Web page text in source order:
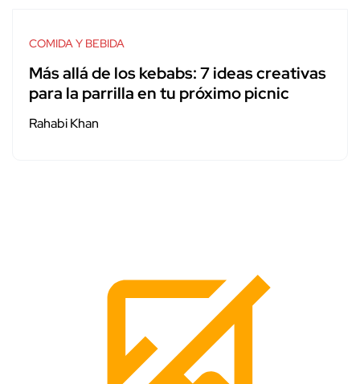
COMIDA Y BEBIDA
Más allá de los kebabs: 7 ideas creativas
para la parrilla en tu próximo picnic
Rahabi Khan